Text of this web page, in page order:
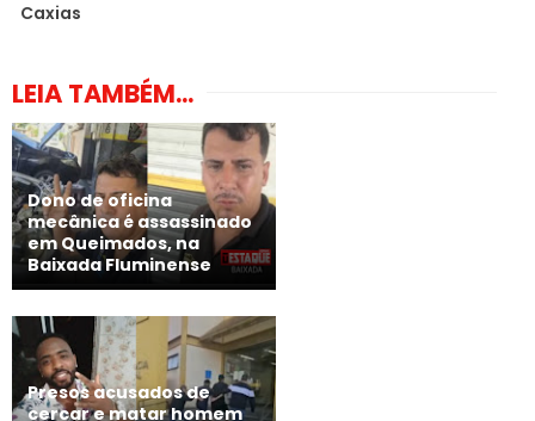
Caxias
LEIA TAMBÉM...
Dono de oficina
mecânica é assassinado
em Queimados, na
Baixada Fluminense
Presos acusados de
cercar e matar homem